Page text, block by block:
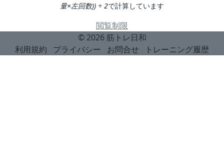
量×左回数)) ÷ 2で計算しています
閲覧制限
© 2026 筋トレ日和
利用規約
プライバシー お問合せ トレーニング履歴